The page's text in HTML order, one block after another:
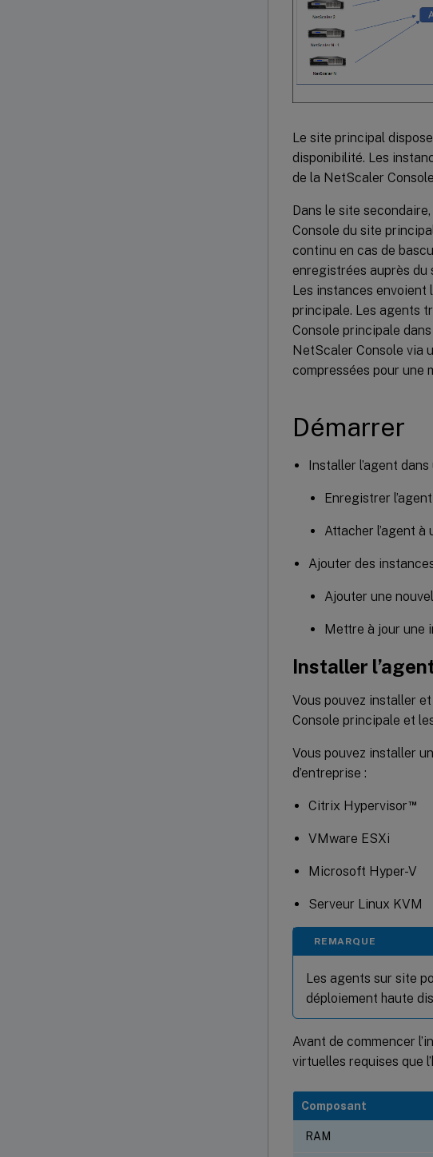
Le site principal
disponibilité. Les
de la NetScaler
Dans le site
Console du site
continu en cas de
enregistrées auprès du
Les instances envoient
principale. Les agents
Console principale
NetScaler Console via
compressées pour une
Démarrer
Installer l’agent
Enregistrer l’agent
Attacher l’agent à
Ajouter des
Ajouter une
Mettre à jour une
Installer
Vous pouvez installer
Console principale et
Vous pouvez installer
d’entreprise :
Citrix Hypervisor™
VMware ESXi
Microsoft Hyper-V
Serveur Linux KVM
REMARQUE
Les agents sur site
déploiement haute
Avant de commencer
virtuelles requises que
Composant
RAM